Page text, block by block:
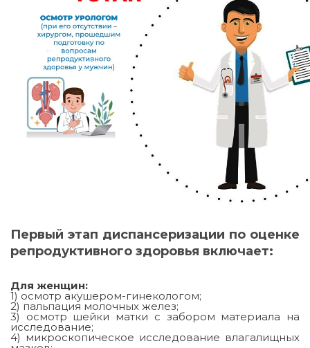
Первый этап диспансеризации по оценке
репродуктивного здоровья включает:
Для женщин:
1) осмотр акушером-гинекологом;
2) пальпация молочных желез;
3) осмотр шейки матки с забором материала на
исследование;
4) микроскопическое исследование влагалищных